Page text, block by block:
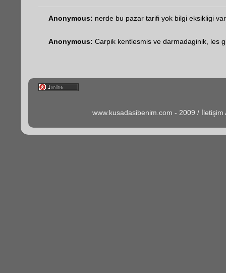
Anonymous: nerde bu pazar tarifi yok bilgi eksikligi var
Anonymous: Carpik kentlesmis ve darmadaginik, les
www.kusadasibenim.com - 2009 /